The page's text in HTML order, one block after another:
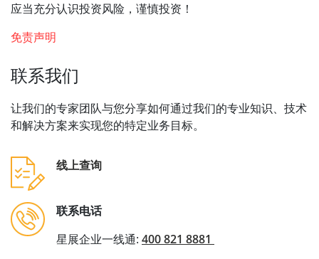
应当充分认识投资风险，谨慎投资！
免责声明
联系我们
让我们的专家团队与您分享如何通过我们的专业知识、技术
和解决方案来实现您的特定业务目标。
线上查询
联系电话
星展企业一线通: 400 821 8881